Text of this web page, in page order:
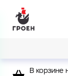
В корзине